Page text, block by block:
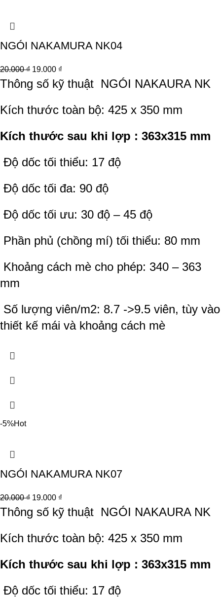
NGÓI NAKAMURA NK04
20.000₫ 19.000 ₫
Thông số kỹ thuật NGÓI NAKAURA NK
Kích thước toàn bộ: 425 x 350 mm
Kích thước sau khi lợp : 363x315 mm
Độ dốc tối thiểu: 17 độ
Độ dốc tối đa: 90 độ
Độ dốc tối ưu: 30 độ – 45 độ
Phần phủ (chồng mí) tối thiểu: 80 mm
Khoảng cách mè cho phép: 340 – 363
mm
Số lượng viên/m2: 8.7 ->9.5 viên, tùy vào
thiết kế mái và khoảng cách mè
-5%Hot
NGÓI NAKAMURA NK07
20.000₫ 19.000 ₫
Thông số kỹ thuật NGÓI NAKAURA NK
Kích thước toàn bộ: 425 x 350 mm
Kích thước sau khi lợp : 363x315 mm
Độ dốc tối thiểu: 17 độ